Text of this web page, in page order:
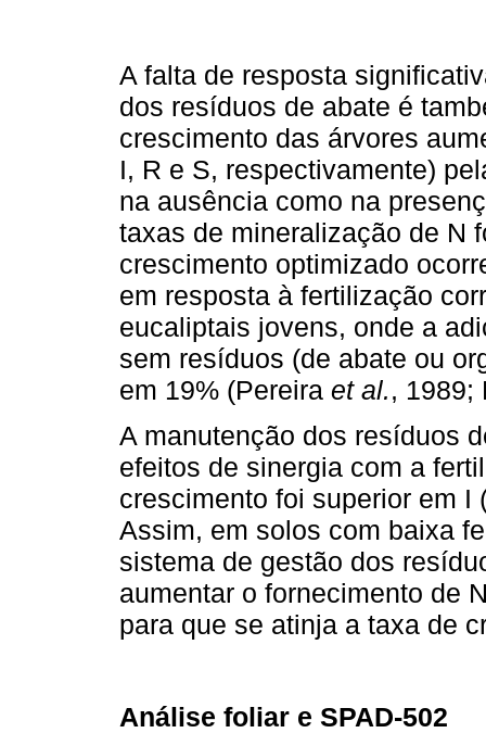
A falta de resposta
dos resíduos de abate é
crescimento das árvores
I, R e S, respectivamente)
na ausência como na
taxas de mineralização de N
crescimento optimizado
em resposta à fertilização
eucaliptais jovens, onde a
sem resíduos (de abate ou
em 19% (Pereira et al., 1989;
A manutenção dos resíduos
efeitos de sinergia com a
crescimento foi superior em I
Assim, em solos com baixa
sistema de gestão dos
aumentar o fornecimento de
para que se atinja a taxa de
Análise foliar e SPAD-502